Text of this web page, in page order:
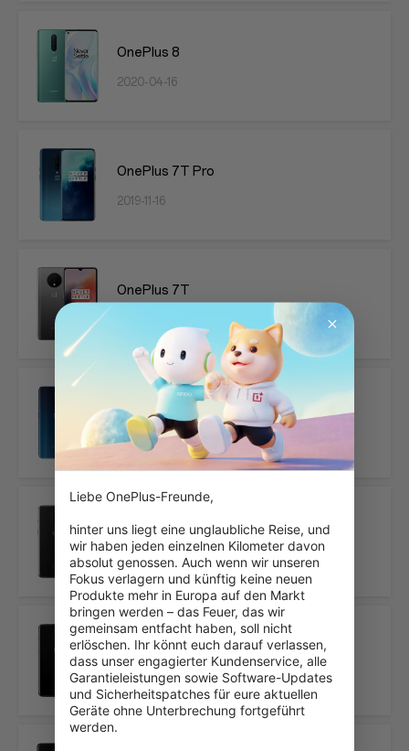
OnePlus 8
2020-04-16
OnePlus 7T Pro
2019-11-16
OnePlus 7T
OnePlus 7 Pro
2019-05-16
OnePlus 7
2019-05-16
OnePlus 6T
2018-10-29
Liebe OnePlus-Freunde,
hinter uns liegt eine unglaubliche Reise, und
wir haben jeden einzelnen Kilometer davon
absolut genossen. Auch wenn wir unseren
Fokus verlagern und künftig keine neuen
Produkte mehr in Europa auf den Markt
bringen werden – das Feuer, das wir
gemeinsam entfacht haben, soll nicht
erlöschen. Ihr könnt euch darauf verlassen,
dass unser engagierter Kundenservice, alle
Garantieleistungen sowie Software-Updates
und Sicherheitspatches für eure aktuellen
Geräte ohne Unterbrechung fortgeführt
werden.